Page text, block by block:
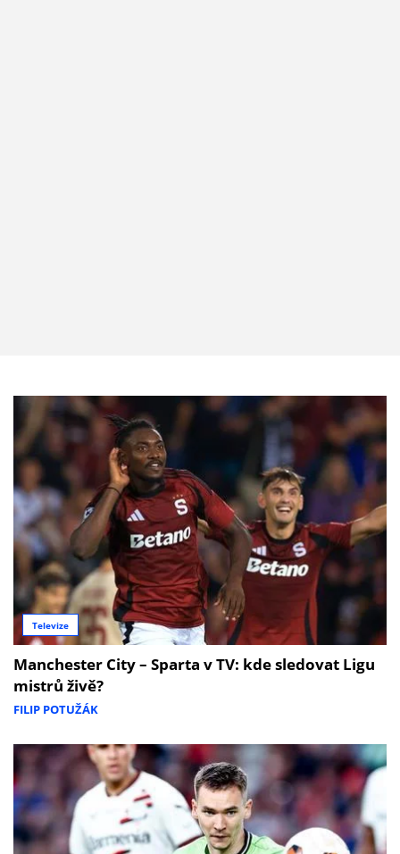
Televize
Manchester City – Sparta v TV: kde sledovat Ligu
mistrů živě?
FILIP POTUŽÁK